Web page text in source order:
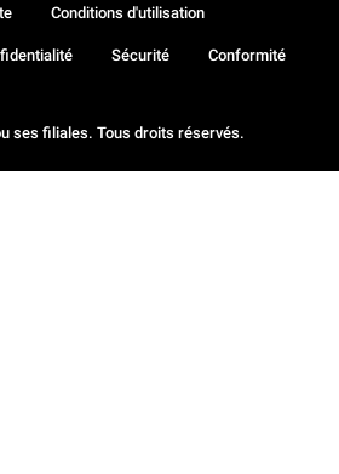
ses filiales. Tous droits réservés.
Conditions d'utilisation
Sécurité Conformité